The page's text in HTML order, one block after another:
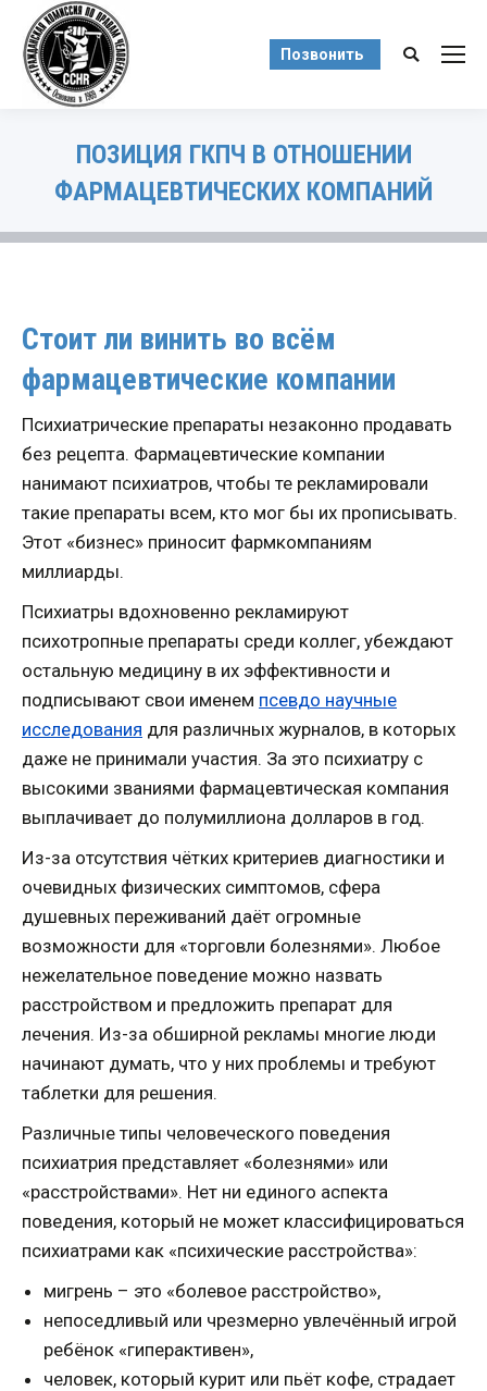
Позвонить Поиск:
ПОЗИЦИЯ ГКПЧ В ОТНОШЕНИИ
ФАРМАЦЕВТИЧЕСКИХ КОМПАНИЙ
Стоит ли винить во всём
фармацевтические компании
Психиатрические препараты незаконно продавать
без рецепта. Фармацевтические компании
нанимают психиатров, чтобы те рекламировали
такие препараты всем, кто мог бы их прописывать.
Этот «бизнес» приносит фармкомпаниям
миллиарды.
Психиатры вдохновенно рекламируют
психотропные препараты среди коллег, убеждают
остальную медицину в их эффективности и
подписывают свои именем псевдо научные
исследования для различных журналов, в которых
даже не принимали участия. За это психиатру с
высокими званиями фармацевтическая компания
выплачивает до полумиллиона долларов в год.
Из-за отсутствия чётких критериев диагностики и
очевидных физических симптомов, сфера
душевных переживаний даёт огромные
возможности для «торговли болезнями». Любое
нежелательное поведение можно назвать
расстройством и предложить препарат для
лечения. Из-за обширной рекламы многие люди
начинают думать, что у них проблемы и требуют
таблетки для решения.
Различные типы человеческого поведения
психиатрия представляет «болезнями» или
«расстройствами». Нет ни единого аспекта
поведения, который не может классифицироваться
психиатрами как «психические расстройства»:
мигрень – это «болевое расстройство»,
непоседливый или чрезмерно увлечённый игрой
ребёнок «гиперактивен»,
человек, который курит или пьёт кофе, страдает